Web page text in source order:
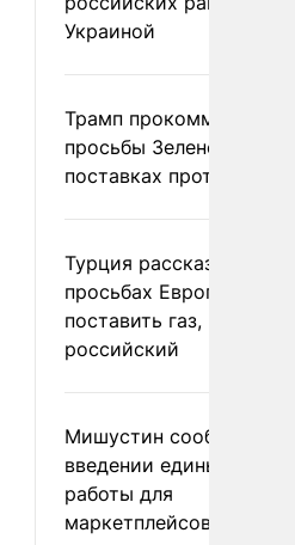
Украиной
Трамп
просьбы Зеленского о
поставках
Турция рассказала о
просьбах Европы
поставить газ, но не
российский
Мишустин сообщил о
введении единых
работы для
маркетплейсов в ЕАЭС